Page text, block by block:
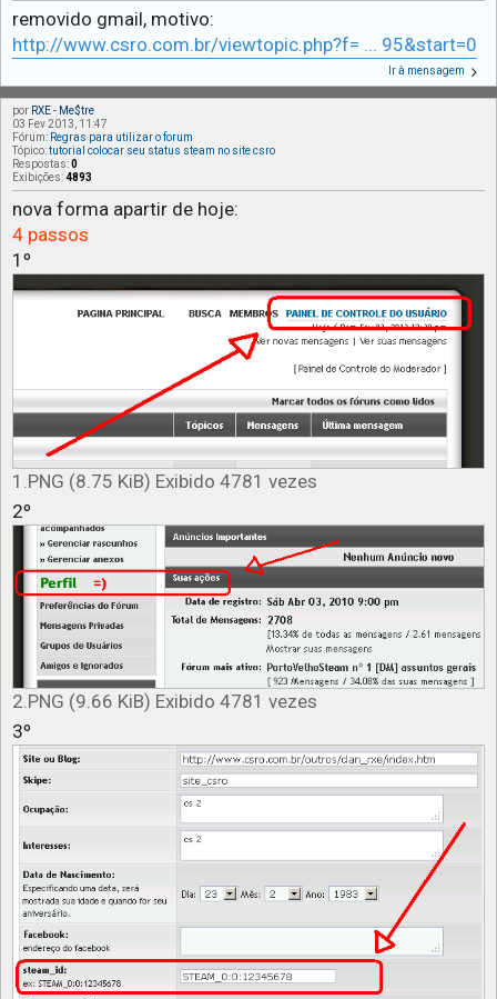
removido gmail, motivo:
http://www.csro.com.br/viewtopic.php?f= ... 95&start=0
Ir à mensagem
por RXE - Me$tre
03 Fev 2013, 11:47
Fórum: Regras para utilizar o forum
Tópico:tutorial colocar seu status steam no site csro
Respostas:0
Exibições:4893
nova forma apartir de hoje:
4 passos
1º
1.PNG (8.75 KiB) Exibido 4781 vezes
2º
2.PNG (9.66 KiB) Exibido 4781 vezes
3º